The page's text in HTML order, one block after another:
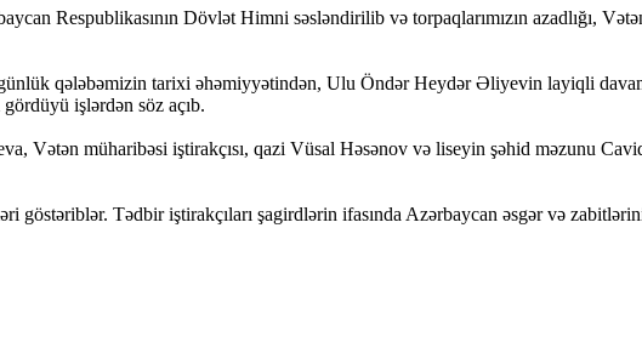
Respublikasının Dövlət Himni səsləndirilib və torpaqlarımızın azadlığı,
qələbəmizin tarixi əhəmiyyətindən, Ulu Öndər Heydər Əliyevin layiqli
gördüyü işlərdən söz açıb.
Vətən müharibəsi iştirakçısı, qazi Vüsal Həsənov və liseyin şəhid məzunu
Tədbir iştirakçıları şagirdlərin ifasında Azərbaycan əsgər və